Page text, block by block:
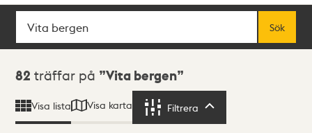
Sök
Sök
Sökresultat
82 träffar på Vita bergen
Visa lista Visa karta Filtrera